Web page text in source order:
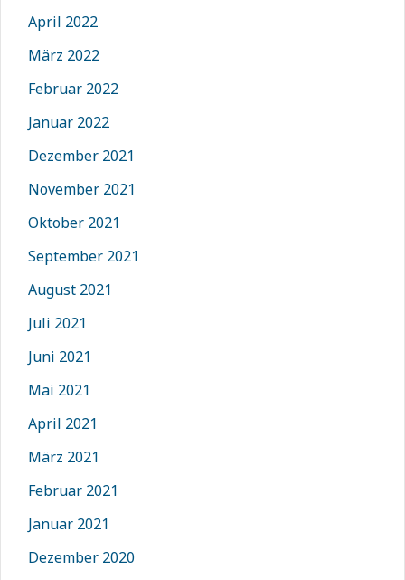
April 2022
März 2022
Februar 2022
Januar 2022
Dezember 2021
November 2021
Oktober 2021
September 2021
August 2021
Juli 2021
Juni 2021
Mai 2021
April 2021
März 2021
Februar 2021
Januar 2021
Dezember 2020